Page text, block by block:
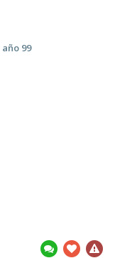
año 99